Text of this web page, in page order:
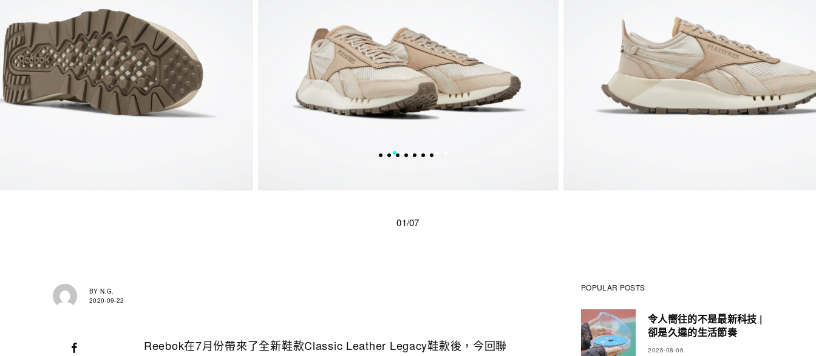
01/07
BY N.G.
2020-09-22
Reebok在7月份帶來了全新鞋款Classic Leather Legacy鞋款後，今回聯
POPULAR POSTS
令人嚮往的不是最新科技 |
卻是久違的生活節奏
2026-08-06